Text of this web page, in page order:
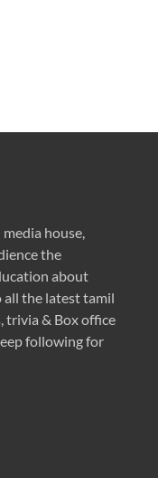
media house,
the
about
all the latest tamil
trivia & Box office
following for